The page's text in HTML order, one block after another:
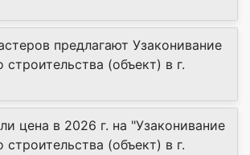
предлагают Узаконивание
строительства (объект) в г.
цена в 2026 г. на "Узаконивание
строительства (объект) в г.